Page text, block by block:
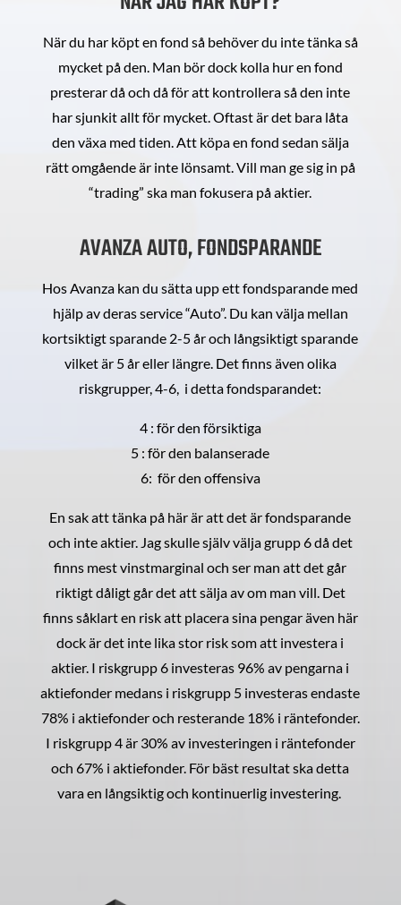
När du har köpt en fond så behöver du inte tänka så
mycket på den. Man bör dock kolla hur en fond
presterar då och då för att kontrollera så den inte
har sjunkit allt för mycket. Oftast är det bara låta
den växa med tiden. Att köpa en fond sedan sälja
rätt omgående är inte lönsamt. Vill man ge sig in på
“trading” ska man fokusera på aktier.
AVANZA AUTO, FONDSPARANDE
Hos Avanza kan du sätta upp ett fondsparande med
hjälp av deras service “Auto”. Du kan välja mellan
kortsiktigt sparande 2-5 år och långsiktigt sparande
vilket är 5 år eller längre. Det finns även olika
riskgrupper, 4-6, i detta fondsparandet:
4 : för den försiktiga
5 : för den balanserade
6: för den offensiva
En sak att tänka på här är att det är fondsparande
och inte aktier. Jag skulle själv välja grupp 6 då det
finns mest vinstmarginal och ser man att det går
riktigt dåligt går det att sälja av om man vill. Det
finns såklart en risk att placera sina pengar även här
dock är det inte lika stor risk som att investera i
aktier. I riskgrupp 6 investeras 96% av pengarna i
aktiefonder medans i riskgrupp 5 investeras endaste
78% i aktiefonder och resterande 18% i räntefonder.
I riskgrupp 4 är 30% av investeringen i räntefonder
och 67% i aktiefonder. För bäst resultat ska detta
vara en långsiktig och kontinuerlig investering.